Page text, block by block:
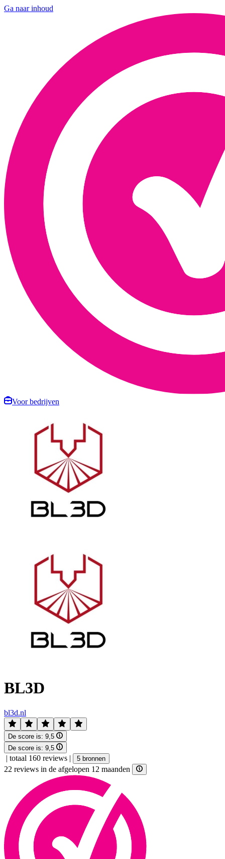
Ga naar inhoud
Voor bedrijven
BL3D
bl3d.nl
De score is: 9,5
De score is: 9,5
| totaal 160 reviews | 5 bronnen
22 reviews in de afgelopen 12 maanden